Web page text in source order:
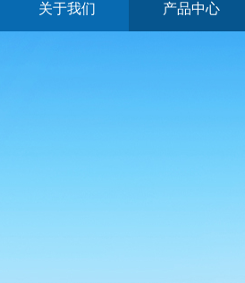
关于我们 产品中心